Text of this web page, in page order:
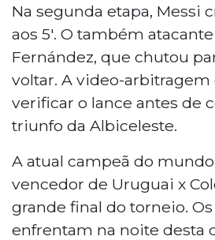
Na segunda etapa, Messi
aos 5'. O também
Fernández, que chutou
voltar. A video-arbitragem
verificar o lance antes de
triunfo da Albiceleste.
A atual campeã do
vencedor de Uruguai x
grande final do torneio.
enfrentam na noite desta